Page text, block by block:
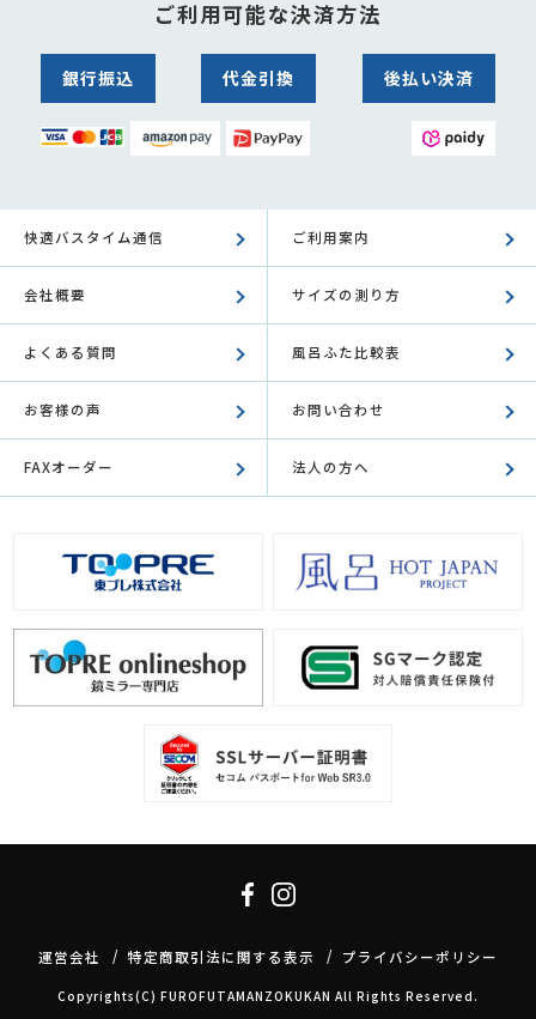
ご利用可能な決済方法
銀行振込 代金引換 後払い決済
快適バスタイム通信 ご利用案内
会社概要 サイズの測り方
よくある質問 風呂ふた比較表
お客様の声 お問い合わせ
FAXオーダー 法人の方へ
運営会社 特定商取引法に関する表示 プライバシーポリシー
Copyrights(C) FUROFUTAMANZOKUKAN All Rights Reserved.